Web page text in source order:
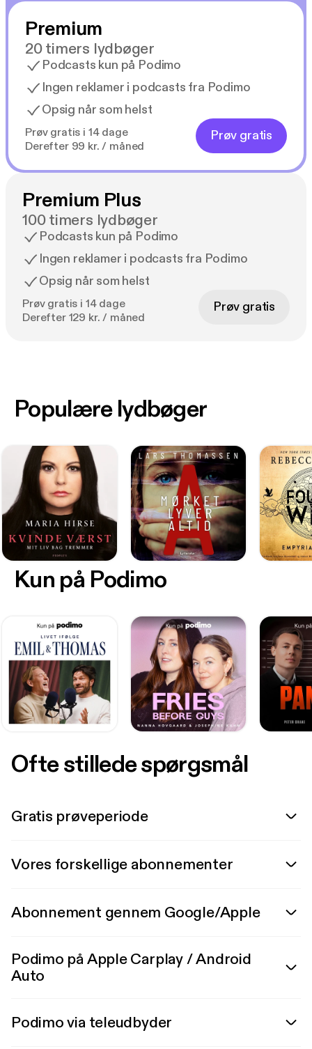
Premium
20 timers lydbøger
Podcasts kun på Podimo
Ingen reklamer i podcasts fra Podimo
Opsig når som helst
Prøv gratis i 14 dage
Derefter 99 kr. / måned
Prøv gratis
Premium Plus
100 timers lydbøger
Podcasts kun på Podimo
Ingen reklamer i podcasts fra Podimo
Opsig når som helst
Prøv gratis i 14 dage
Derefter 129 kr. / måned
Prøv gratis
Kun på Podimo
Populære lydbøger
Ofte stillede spørgsmål
Gratis prøveperiode
Vores forskellige abonnementer
Abonnement gennem Google/Apple
Podimo på Apple Carplay / Android
Auto
Podimo via teleudbyder